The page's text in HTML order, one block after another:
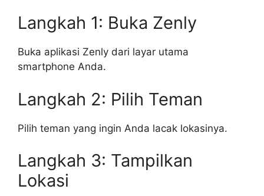
Langkah 1: Buka Zenly
Buka aplikasi Zenly dari layar utama
smartphone Anda.
Langkah 2: Pilih Teman
Pilih teman yang ingin Anda lacak lokasinya.
Langkah 3: Tampilkan
Lokasi